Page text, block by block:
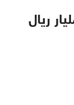
المواطن»: 60.8 مليار ريال